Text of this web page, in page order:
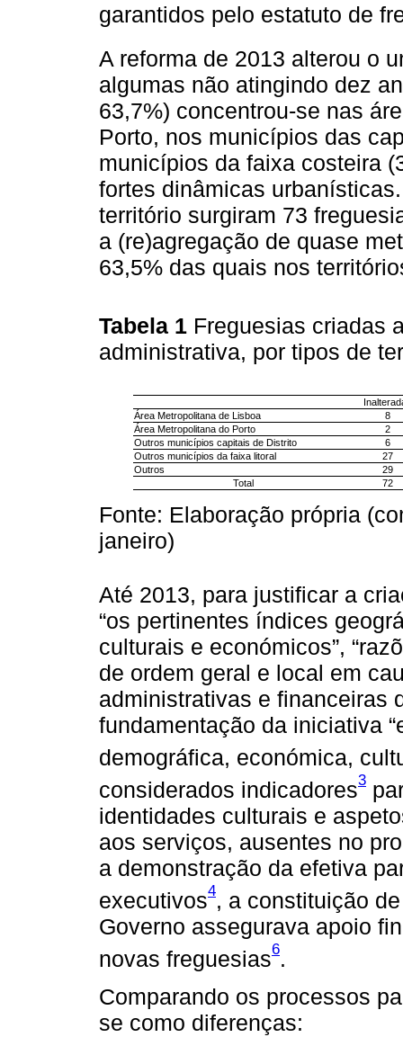
garantidos pelo estatuto de
A reforma de 2013 alterou o
algumas não atingindo dez
63,7%) concentrou-se nas
Porto, nos municípios das
municípios da faixa costeira
fortes dinâmicas
território surgiram 73
a (re)agregação de quase
63,5% das quais nos
Tabela 1 Freguesias criadas
administrativa, por tipos de
Área Metropolitana de Lisboa
8
Área Metropolitana do Porto
2
Outros municípios capitais de Distrito
6
Outros municípios da faixa litoral
27
Outros
29
Total
72
Fonte: Elaboração própria
janeiro)
Até 2013, para justificar a
“os pertinentes índices
culturais e económicos”,
de ordem geral e local em
administrativas e financeiras
fundamentação da iniciativa
demográfica, económica,
considerados indicadores3
identidades culturais e
aos serviços, ausentes no
a demonstração da efetiva
executivos4, a constituição
Governo assegurava apoio
novas freguesias6.
Comparando os processos
se como diferenças: